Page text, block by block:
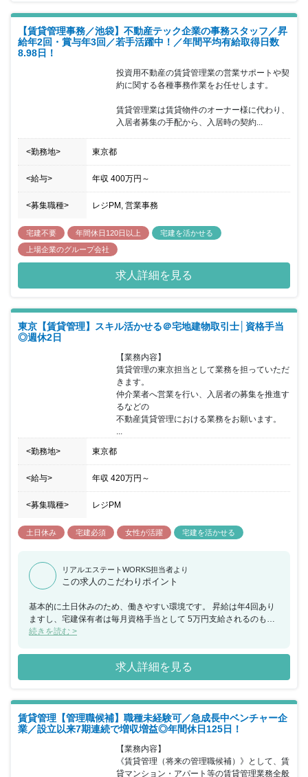
準があるのでしっかりと目標をもって働くことができ、成果に応じ
てキャリアアップが実現できます。※宅建資格をお持ちの方は月 2
万円の資格手当があります 1.大事なことは、「人の役に立ちたい」
という思い。プレミアムライフは経験よりも思いを大事にします。
だから、これまで加わった仲間の多くは未経験からスタートしてい
ます。雑貨の販売員から、アパレル店員まで、不動産の仕事にはこ
い！」「人の役に立ちたい！」あなたのそうした熱意を、同社とい
っしょに形にしていきましょう。 2.未経験でも安心の研修制度。あ
会社としてしっかりサポートさせていただきます。世界最大級の不
動産ネットワーク「センチュリー21」の加盟店として、未経験の方
も充実の研修制度で、プロに育てます。 3.仲間同士で楽しく競い合
う。働く仲間は、ライバルであると同時にお客様のために、同じ思
いを共有する仲間。だから、プレミアムライフでは常に職場が良い
います。海外旅行獲得キャンペーンなどの楽しいイベントも開催し
ながら、日々の仕事を楽しんで競い合えるような工夫をしていま
す。あなた自身がもっとこういう取り組みをしたいと思えば、みん
を超えて同じ思いを持った仲間達があなたとお会いできることを楽
しみに待っています。
【賃貸管理事務／池袋】不動産テック企業の事務スタッフ／昇
給年2回・賞与年3回／若手活躍中！／年間平均有給取得日数
8.98日！
投資用不動産の賃貸管理業の営業サポートや契
約に関する各種事務作業をお任せします。
賃貸管理業は賃貸物件のオーナー様に代わり、
入居者募集の手配から、入居時の契約...
<勤務地> 東京都
<給与> 年収 400万円 ～
<募集職種> レジPM, 営業事務
宅建不要 年間休日120日以上
宅建を活かせる
上場企業のグループ会社
求人詳細を見る
東京【賃貸管理】スキル活かせる＠宅地建物取引士│資格手当
◎週休2日
【業務内容】
賃貸管理の東京担当として業務を担っていただ
きます。
仲介業者へ営業を行い、入居者の募集を推進す
るなどの
不動産賃貸管理における業務をお願います。
...
<勤務地> 東京都
<給与> 年収 420万円 ～
<募集職種> レジPM
土日休み 宅建必須 女性が活躍 宅建を活かせる
リアルエステートWORKS担当者より
この求人のこだわりポイント
基本的に土日休みのため、働きやすい環境です。 昇給は年4回あり
ますし、宅建保有者は毎月資格手当として 5万円支給されるのも魅
力です。 月給も安定して高いことからも、腰を据えて働きたい方
続きを読む >
求人詳細を見る
賃貸管理【管理職候補】職種未経験可／急成長中ベンチャー企
業／設立以来7期連続で増収増益◎年間休日125日！
【業務内容】
《賃貸管理（将来の管理職候補）》として、賃
貸マンション・アパート等の賃貸管理業務全般